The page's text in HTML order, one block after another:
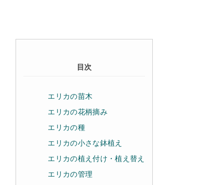
目次
エリカの苗木
エリカの花柄摘み
エリカの種
エリカの小さな鉢植え
エリカの植え付け・植え替え
エリカの管理